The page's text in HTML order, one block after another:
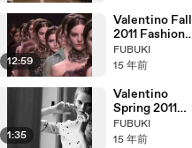
12:59
Valentino Fall
2011 Fashion
Show (full)
FUBUKI
15 年前
1:35
Valentino
Spring 2011
Campaign
Behind the
FUBUKI
15 年前